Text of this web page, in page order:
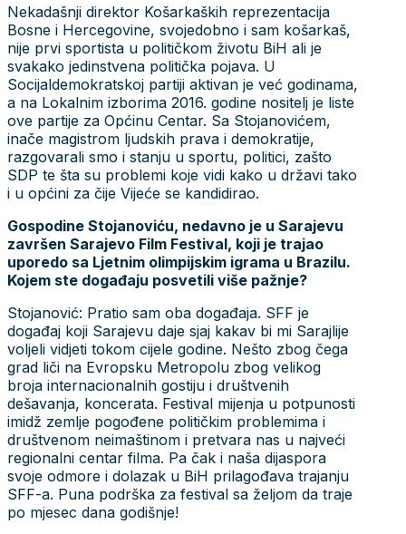
Nekadašnji direktor Košarkaških reprezentacija
Bosne i Hercegovine, svojedobno i sam košarkaš,
nije prvi sportista u političkom životu BiH ali je
svakako jedinstvena politička pojava. U
Socijaldemokratskoj partiji aktivan je već godinama,
a na Lokalnim izborima 2016. godine nositelj je liste
ove partije za Općinu Centar. Sa Stojanovićem,
inače magistrom ljudskih prava i demokratije,
razgovarali smo i stanju u sportu, politici, zašto
SDP te šta su problemi koje vidi kako u državi tako
i u općini za čije Vijeće se kandidirao.
Gospodine Stojanoviću, nedavno je u Sarajevu
završen Sarajevo Film Festival, koji je trajao
uporedo sa Ljetnim olimpijskim igrama u Brazilu.
Kojem ste događaju posvetili više pažnje?
Stojanović: Pratio sam oba događaja. SFF je
događaj koji Sarajevu daje sjaj kakav bi mi Sarajlije
voljeli vidjeti tokom cijele godine. Nešto zbog čega
grad liči na Evropsku Metropolu zbog velikog
broja internacionalnih gostiju i društvenih
dešavanja, koncerata. Festival mijenja u potpunosti
imidž zemlje pogođene političkim problemima i
društvenom neimaštinom i pretvara nas u najveći
regionalni centar filma. Pa čak i naša dijaspora
svoje odmore i dolazak u BiH prilagođava trajanju
SFF-a. Puna podrška za festival sa željom da traje
po mjesec dana godišnje!